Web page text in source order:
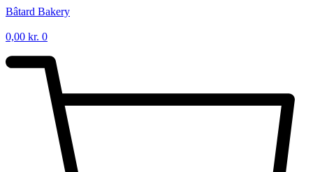
Videre
indhold
Bâtard Bakery
0,00 kr. 0